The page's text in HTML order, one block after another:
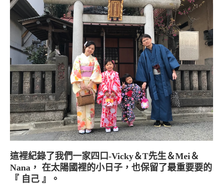
這裡紀錄了我們一家四口-Vicky＆T先生＆Mei＆
Nana， 在太陽國裡的小日子，也保留了最重要要的
『 自己 』。